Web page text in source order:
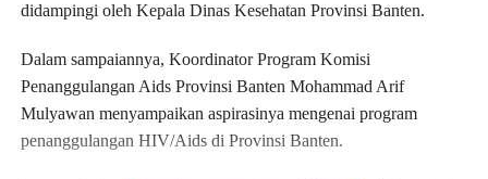
didampingi oleh Kepala Dinas Kesehatan Provinsi Banten.
Dalam sampaiannya, Koordinator Program Komisi
Penanggulangan Aids Provinsi Banten Mohammad Arif
Mulyawan menyampaikan aspirasinya mengenai program
penanggulangan HIV/Aids di Provinsi Banten.